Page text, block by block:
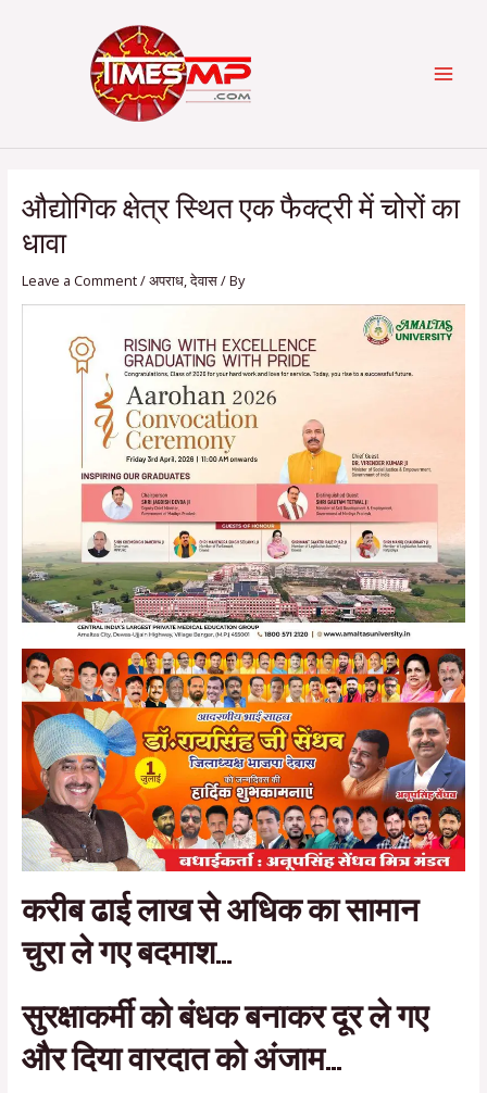
औद्योगिक क्षेत्र स्थित एक फैक्ट्री में चोरों का
धावा
Leave a Comment/अपराध,देवास/ By
करीब ढाई लाख से अधिक का सामान
चुरा ले गए बदमाश…
सुरक्षाकर्मी को बंधक बनाकर दूर ले गए
और दिया वारदात को अंजाम…
navigation